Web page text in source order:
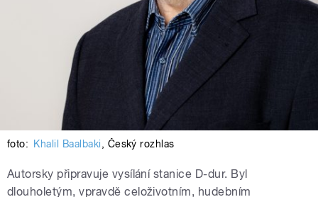
foto: Khalil Baalbaki, Český rozhlas
Autorsky připravuje vysílání stanice D-dur. Byl
dlouholetým, vpravdě celoživotním, hudebním